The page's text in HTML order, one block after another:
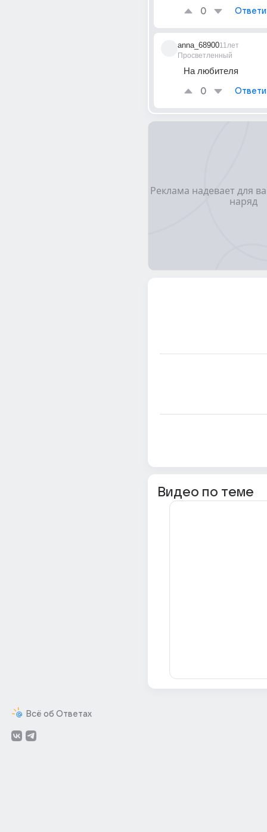
Всё об Ответах
0
anna_68900
Просветленный
11лет
На любителя
0
Видео по теме